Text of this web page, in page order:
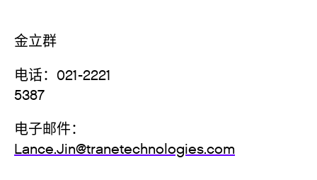
金立群
电话：021-2221
电子邮件：
Lance.Jin@tranetechnologies.com